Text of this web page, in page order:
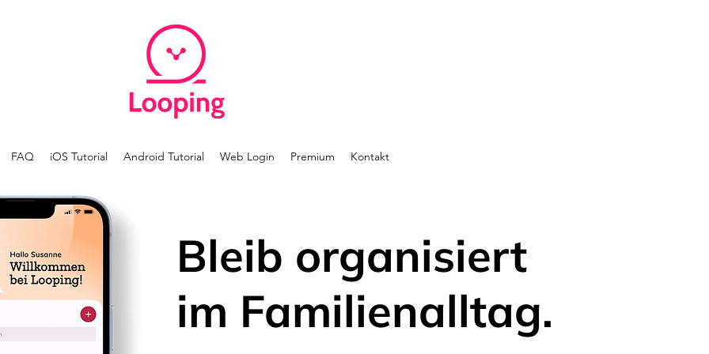
FAQ iOS Tutorial Android Tutorial Web Login Premium Kontakt
Bleib organisiert
im Familienalltag.